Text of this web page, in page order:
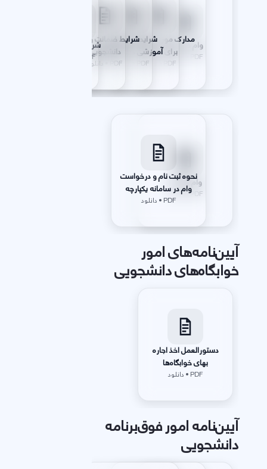
وام ضروری
PDF • دانلود
مدارک موردنیاز ضامنین
برای ضمانت
PDF • دانلود
شرایط عمومی و
آموزشی دریافت وام
PDF • دانلود
شرایط ضمانت وامهای
دانشجویی
PDF • دانلود
شرایط ضامنین
PDF • دانلود
وام شهریه
PDF • دانلود
نحوه ثبت نام و درخواست
وام در سامانه یکپارچه
PDF • دانلود
آیین‌نامه‌های امور
خوابگاه‌های دانشجویی
دستورالعمل اخذ اجاره
بهای خوابگاه‌ها
PDF • دانلود
آیین‌نامه‌ امور فوق‌برنامه
دانشجویی